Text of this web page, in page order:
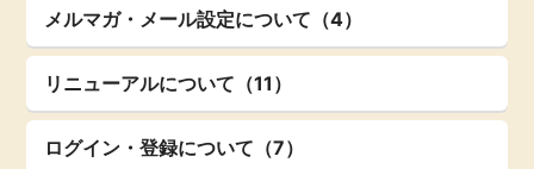
メルマガ・メール設定について（4）
リニューアルについて（11）
ログイン・登録について（7）